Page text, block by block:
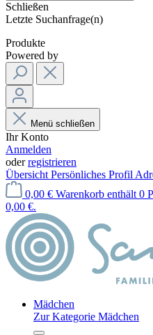
Schließen
Letzte Suchanfrage(n)
Produkte
Powered by
Menü schließen
Ihr Konto
Anmelden
oderregistrieren
Übersicht Persönliches Profil
0,00 € Warenkorb enthält 0
0,00 €.
Mädchen
Zur Kategorie Mädchen